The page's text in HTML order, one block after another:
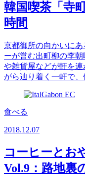
韓国喫茶「寺
時間
京都御所の向かいに
ーが営む出町柳の李
や雑貨屋などが軒を
がら辿り着く一軒で、
食べる
2018.12.07
コーヒーとお
Vol.9：路地裏